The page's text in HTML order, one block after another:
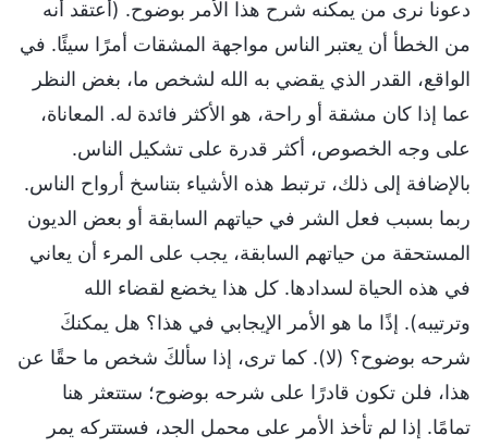
دعونا نرى من يمكنه شرح هذا الأمر بوضوح. (أعتقد أنه
من الخطأ أن يعتبر الناس مواجهة المشقات أمرًا سيئًا. في
الواقع، القدر الذي يقضي به الله لشخص ما، بغض النظر
عما إذا كان مشقة أو راحة، هو الأكثر فائدة له. المعاناة،
على وجه الخصوص، أكثر قدرة على تشكيل الناس.
بالإضافة إلى ذلك، ترتبط هذه الأشياء بتناسخ أرواح الناس.
ربما بسبب فعل الشر في حياتهم السابقة أو بعض الديون
المستحقة من حياتهم السابقة، يجب على المرء أن يعاني
في هذه الحياة لسدادها. كل هذا يخضع لقضاء الله
وترتيبه). إذًا ما هو الأمر الإيجابي في هذا؟ هل يمكنكَ
شرحه بوضوح؟ (لا). كما ترى، إذا سألكَ شخص ما حقًا عن
هذا، فلن تكون قادرًا على شرحه بوضوح؛ ستتعثر هنا
تمامًا. إذا لم تأخذ الأمر على محمل الجد، فستتركه يمر